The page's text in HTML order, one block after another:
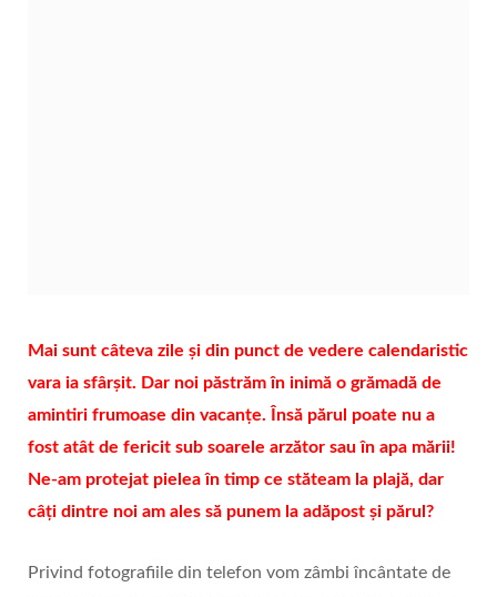
Mai sunt câteva zile și din punct de vedere calendaristic
vara ia sfârșit. Dar noi păstrăm în inimă o grămadă de
amintiri frumoase din vacanțe. Însă părul poate nu a
fost atât de fericit sub soarele arzător sau în apa mării!
Ne-am protejat pielea în timp ce stăteam la plajă, dar
câți dintre noi am ales să punem la adăpost și părul?
Privind fotografiile din telefon vom zâmbi încântate de